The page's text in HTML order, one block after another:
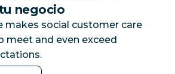
negocio
makes social customer care
meet and even exceed